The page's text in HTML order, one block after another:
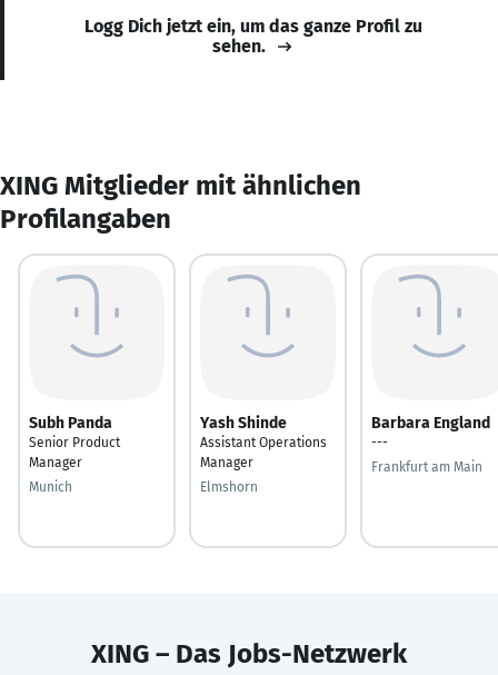
Logg Dich jetzt ein, um das ganze Profil zu
sehen.
XING Mitglieder mit ähnlichen
Profilangaben
Subh Panda
Senior Product
Manager
Munich
Yash Shinde
Assistant Operations
Manager
Elmshorn
Barbara England
---
Frankfurt am Main
XING – Das Jobs-Netzwerk